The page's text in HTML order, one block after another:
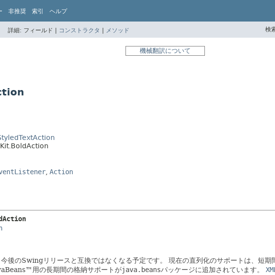
非推奨 索引 ヘルプ
詳細: フィールド | コンストラクタ | メソッド 検
機械翻訳について
Action
後のSwingリリースと互換ではなくなる予定です。
現在の直列化のサポートは、短
用の長期間の格納サポートがjava.beansパッケージに追加されています。